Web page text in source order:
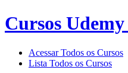
Cursos
Acessar Todos os Cursos
Lista Todos os Cursos